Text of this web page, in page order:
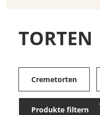
TORTEN
Cremetorten
Produkte filtern